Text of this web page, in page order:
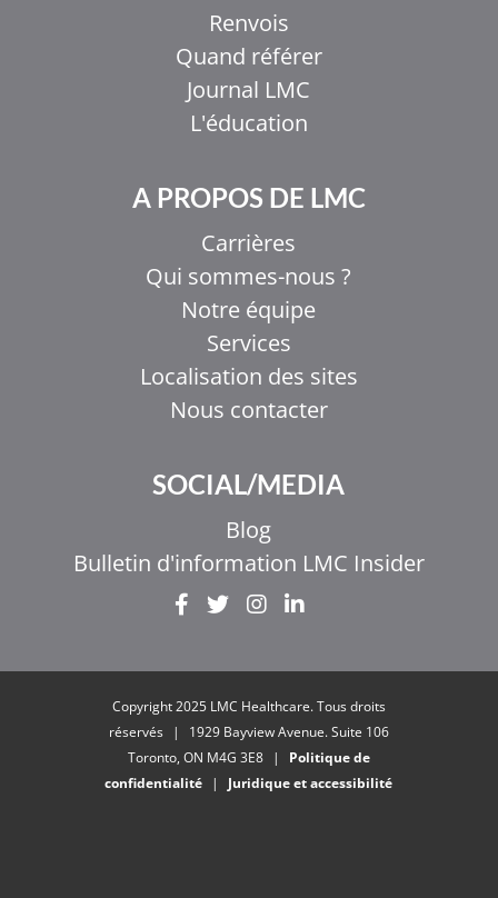
Renvois
Quand référer
Journal LMC
L'éducation
A PROPOS DE LMC
Carrières
Qui sommes-nous ?
Notre équipe
Services
Localisation des sites
Nous contacter
SOCIAL/MEDIA
Blog
Bulletin d'information LMC Insider
Copyright 2025 LMC Healthcare. Tous droits
réservés
|
1929 Bayview Avenue. Suite 106
Toronto, ON M4G 3E8
|
Politique de
confidentialité
| Juridique et accessibilité
ZH_HK